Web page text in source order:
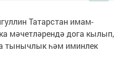
Татарстан имам-
мәчетләрендә дога кылып,
тынычлык һәм иминлек